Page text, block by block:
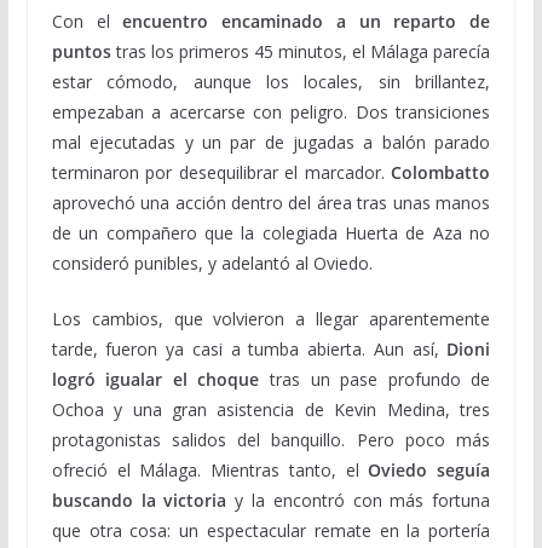
Con elencuentro encaminado a un reparto de
puntostras los primeros 45 minutos, el Málaga parecía
estar cómodo, aunque los locales, sin brillantez,
empezaban a acercarse con peligro. Dos transiciones
mal ejecutadas y un par de jugadas a balón parado
terminaron por desequilibrar el marcador.Colombatto
aprovechó una acción dentro del área tras unas manos
de un compañero que la colegiada Huerta de Aza no
consideró punibles, y adelantó al Oviedo.
Los cambios, que volvieron a llegar aparentemente
tarde, fueron ya casi a tumba abierta. Aun así, Dioni
logró igualar el choque tras un pase profundo de
Ochoa y una gran asistencia de Kevin Medina, tres
protagonistas salidos del banquillo. Pero poco más
ofreció el Málaga. Mientras tanto, elOviedo seguía
buscando la victoria y la encontró con más fortuna
que otra cosa: un espectacular remate en la portería